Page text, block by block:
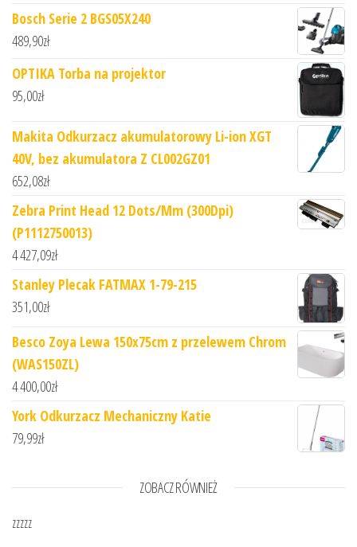
Bosch Serie 2 BGS05X240
489,90zł
OPTIKA Torba na projektor
95,00zł
Makita Odkurzacz akumulatorowy Li-ion XGT
40V, bez akumulatora Z CL002GZ01
652,08zł
Zebra Print Head 12 Dots/Mm (300Dpi)
(P1112750013)
4 427,09zł
Stanley Plecak FATMAX 1-79-215
351,00zł
Besco Zoya Lewa 150x75cm z przelewem Chrom
(WAS150ZL)
4 400,00zł
York Odkurzacz Mechaniczny Katie
79,99zł
ZOBACZ RÓWNIEŻ
zzzzz